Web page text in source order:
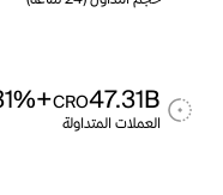
47.31B
CRO
+47.31%
العملات المتداولة